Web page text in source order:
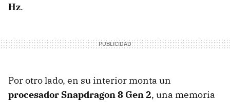
Hz.
Por otro lado, en su interior monta un
procesador Snapdragon 8 Gen 2, una memoria